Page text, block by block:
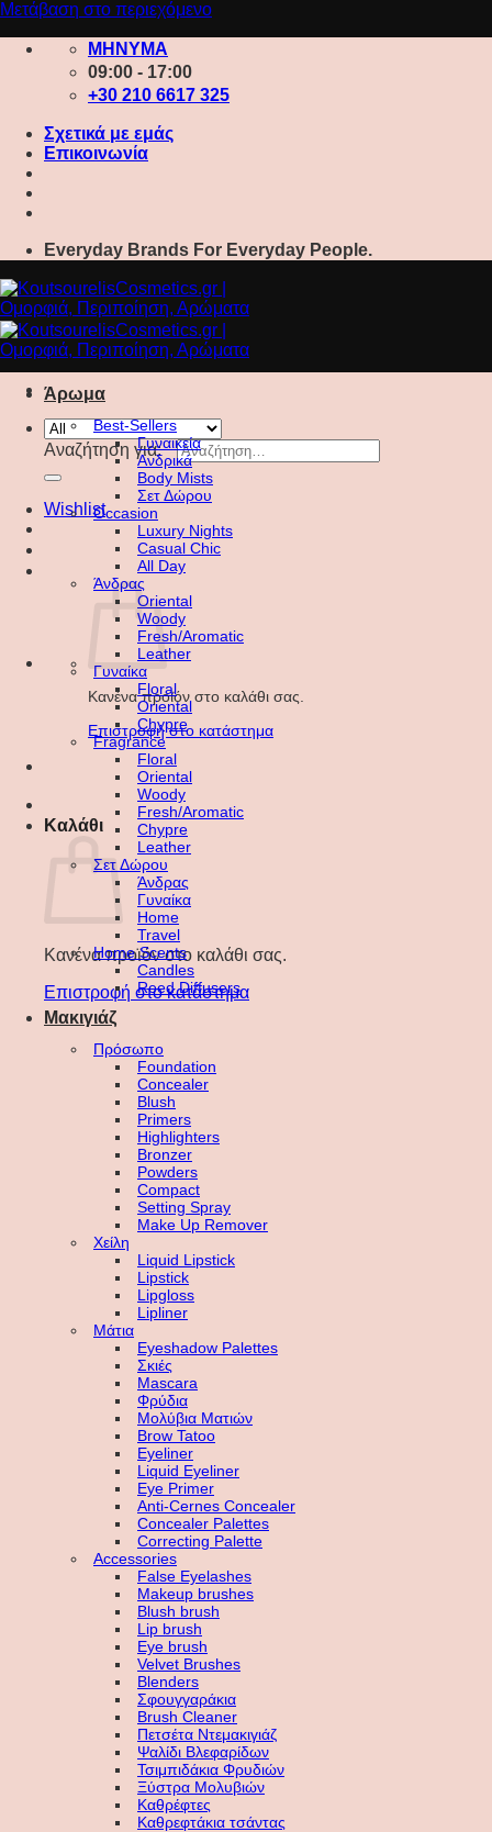
Μετάβαση στο περιεχόμενο
ΜΗΝΥΜΑ
09:00 - 17:00
+30 210 6617 325
Σχετικά με εμάς
Επικοινωνία
Everyday Brands For Everyday People.
Αναζήτηση για:
Wishlist
Κανένα προϊόν στο καλάθι σας.
Επιστροφή στο κατάστημα
Καλάθι
Κανένα προϊόν στο καλάθι σας.
Επιστροφή στο κατάστημα
Άρωμα
Best-Sellers
Γυναικεία
Ανδρικά
Body Mists
Σετ Δώρου
Occasion
Luxury Nights
Casual Chic
All Day
Άνδρας
Oriental
Woody
Fresh/Aromatic
Leather
Γυναίκα
Floral
Oriental
Chypre
Fragrance
Floral
Oriental
Woody
Fresh/Aromatic
Chypre
Leather
Σετ Δώρου
Άνδρας
Γυναίκα
Home
Travel
Home Scents
Candles
Reed Diffusers
Μακιγιάζ
Πρόσωπο
Foundation
Concealer
Blush
Primers
Highlighters
Bronzer
Powders
Compact
Setting Spray
Make Up Remover
Χείλη
Liquid Lipstick
Lipstick
Lipgloss
Lipliner
Μάτια
Eyeshadow Palettes
Σκιές
Mascara
Φρύδια
Μολύβια Ματιών
Brow Tatoo
Eyeliner
Liquid Eyeliner
Eye Primer
Anti-Cernes Concealer
Concealer Palettes
Correcting Palette
Accessories
False Eyelashes
Makeup brushes
Blush brush
Lip brush
Eye brush
Velvet Brushes
Blenders
Σφουγγαράκια
Brush Cleaner
Πετσέτα Ντεμακιγιάζ
Ψαλίδι Βλεφαρίδων
Τσιμπιδάκια Φρυδιών
Ξύστρα Μολυβιών
Καθρέφτες
Καθρεφτάκια τσάντας